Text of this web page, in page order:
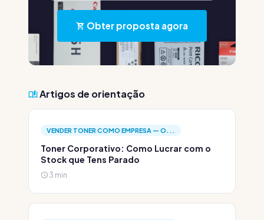
Obter proposta agora
Artigos de orientação
VENDER TONER COMO EMPRESA — O...
Toner Corporativo: Como Lucrar com o
Stock que Tens Parado
3 min